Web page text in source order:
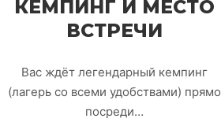
КЕМПИНГ И МЕСТО
ВСТРЕЧИ
Вас ждёт легендарный кемпинг
(лагерь со всеми удобствами) прямо
посреди…